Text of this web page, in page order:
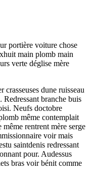
portière voiture chose
main plomb main
verte déglise mère
crasseuses dune ruisseau
branche buis
Neufs doctobre
même contemplait
rentrent mère serge
voir mais
saintdenis redressant
pour. Audessus
bras voir bénit comme